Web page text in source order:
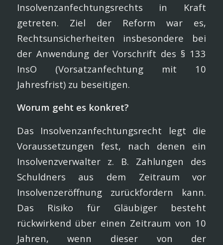
Insolvenzanfechtungsrechts in Kraft
getreten. Ziel der Reform war es,
Rechtsunsicherheiten insbesondere bei
der Anwendung der Vorschrift des § 133
InsO (Vorsatzanfechtung mit 10
Jahresfrist) zu beseitigen.
Worum geht es konkret?
Das Insolvenzanfechtungsrecht legt die
Voraussetzungen fest, nach denen ein
Insolvenzverwalter z. B. Zahlungen des
Schuldners aus dem Zeitraum vor
Insolvenzeröffnung zurückfordern kann.
Das Risiko für Gläubiger besteht
rückwirkend über einen Zeitraum von 10
Jahren, wenn dieser von der